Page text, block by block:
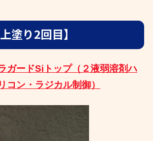
塗り2回目】
ガードSiトップ（２液弱溶剤ハ
コン・ラジカル制御）